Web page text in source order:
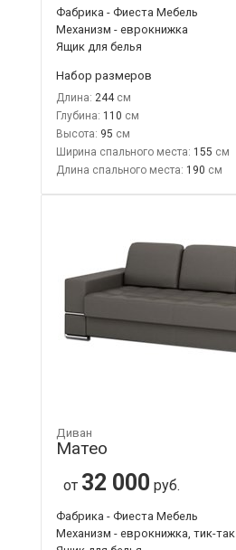
Фабрика - Фиеста Мебель
Механизм - еврокнижка
Ящик для белья
Набор размеров
Длина: 244
Глубина: 110
Высота: 95
Ширина спального места: 155
Длина спального места: 190
Диван
Матео
от 32 000 руб.
Фабрика - Фиеста Мебель
Механизм - еврокнижка, тик-так